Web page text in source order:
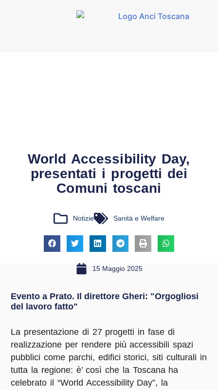
World Accessibility Day,
presentati i progetti dei
Comuni toscani
Notizie Sanità e Welfare
15 Maggio 2025
Evento a Prato. Il direttore Gheri: "Orgogliosi
del lavoro fatto"
La presentazione di 27 progetti in fase di
realizzazione per rendere più accessibili spazi
pubblici come parchi, edifici storici, siti culturali in
tutta la regione: è’ così che la Toscana ha
celebrato il “World Accessibility Day”, la